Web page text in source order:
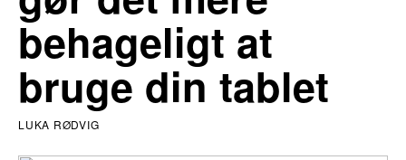
behageligt at
bruge din tablet
LUKA RØDVIG